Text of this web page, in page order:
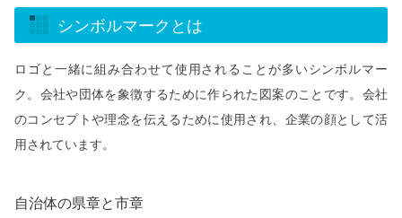
シンボルマークとは
ロゴと一緒に組み合わせて使用されることが多いシンボルマー
ク。会社や団体を象徴するために作られた図案のことです。会社
のコンセプトや理念を伝えるために使用され、企業の顔として活
用されています。
自治体の県章と市章